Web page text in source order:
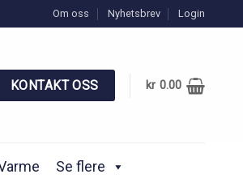
Om oss Nyhetsbrev Login
KONTAKT OSS kr 0.00
Se flere